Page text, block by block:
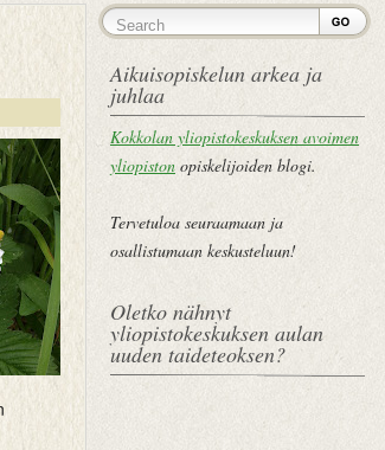
Aikuisopiskelun arkea ja
juhlaa
Kokkolan yliopistokeskuksen avoimen
yliopiston opiskelijoiden blogi.
Tervetuloa seuraamaan ja
osallistumaan keskusteluun!
Oletko nähnyt
yliopistokeskuksen aulan
uuden taideteoksen?